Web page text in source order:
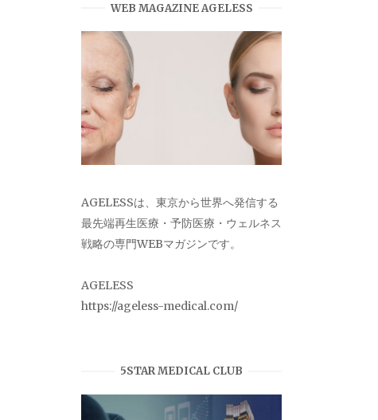
WEB MAGAZINE AGELESS
AGELESSは、東京から世界へ発信する
最先端再生医療・予防医療・ウェルネス
戦略の専門WEBマガジンです。
AGELESS
https://ageless-medical.com/
5STAR MEDICAL CLUB